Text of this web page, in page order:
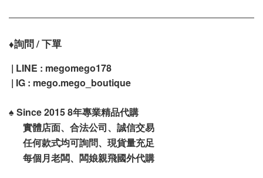
♦️詢問 / 下單
| LINE : megomego178
| IG : mego.mego_boutique
♠️ Since 2015 8年專業精品代購
實體店面、合法公司、誠信交易
任何款式均可詢問、現貨量充足
每個月老闆、闆娘親飛國外代購